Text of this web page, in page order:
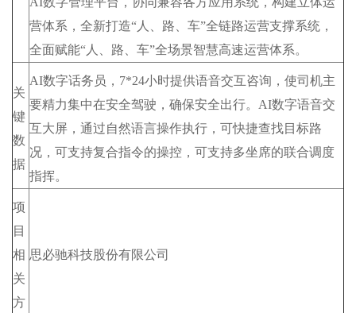
营体系，全新打造“人、路、车”全链路运营支撑系统，
全面赋能“人、路、车”全场景智慧高速运营体系。
关
键
数
据
AI数字话务员，7*24小时提供语音交互咨询，使司机主
要精力集中在安全驾驶，确保安全出行。AI数字语音交
互大屏，通过自然语言操作执行，可快捷查找目标路
况，可支持复合指令的操控，可支持多坐席的联合调度
指挥。
项
目
相
关
方
思必驰科技股份有限公司